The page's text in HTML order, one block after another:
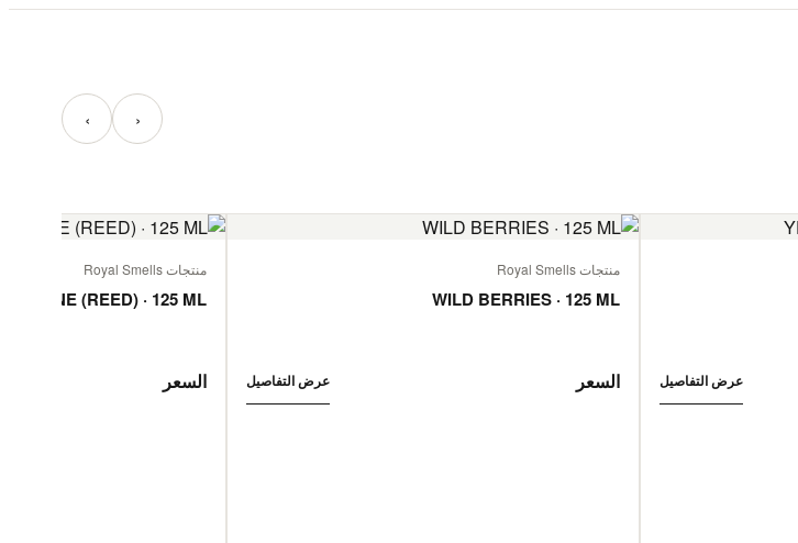
‹ ›
عرض التفاصيل
منتجات Royal Smells
WILD BERRIES · 125 ML
السعر عرض التفاصيل
منتجات Royal Smells
(REED) · 125 ML
السعر